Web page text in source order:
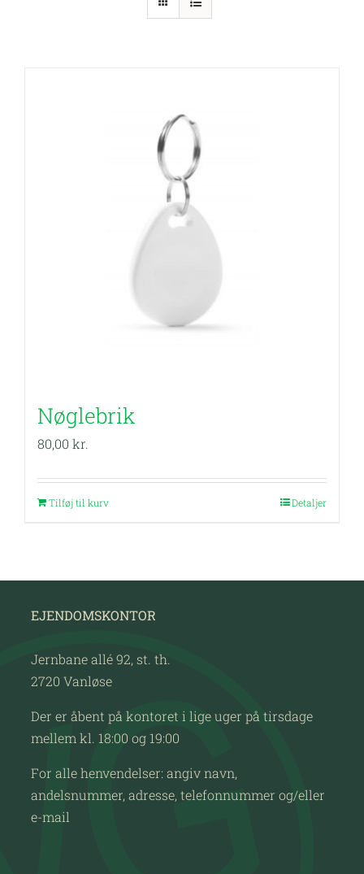
Nøglebrik
80,00 kr.
Tilføj til kurv Detaljer
EJENDOMSKONTOR
Jernbane allé 92, st. th.
2720 Vanløse
Der er åbent på kontoret i lige uger på tirsdage
mellem kl. 18:00 og 19:00
For alle henvendelser: angiv navn,
andelsnummer, adresse, telefonnummer og/eller
e-mail